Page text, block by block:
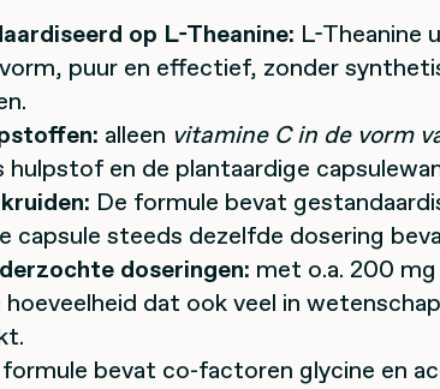
op L-Theanine: L-Theanine
puur en effectief, zonder
alleen vitamine C in de vorm
hulpstof en de plantaardige
De formule bevat
capsule steeds dezelfde dosering
doseringen: met o.a. 200
dat ook veel in
bevat co-factoren glycine en